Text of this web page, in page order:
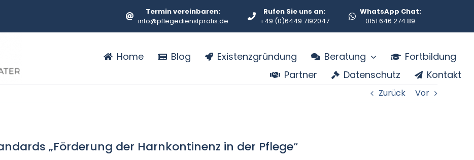
Termin vereinbaren:
info@pflegedienstprofis.de
Rufen Sie uns an:
+49 (0)6449 7192047
WhatsApp Chat:
0151 646 274 89
Home Blog Existenzgründung Beratung
Fortbildung
Partner
Datenschutz Kontakt
Zurück Vor
„Förderung der Harnkontinenz in der Pflege“